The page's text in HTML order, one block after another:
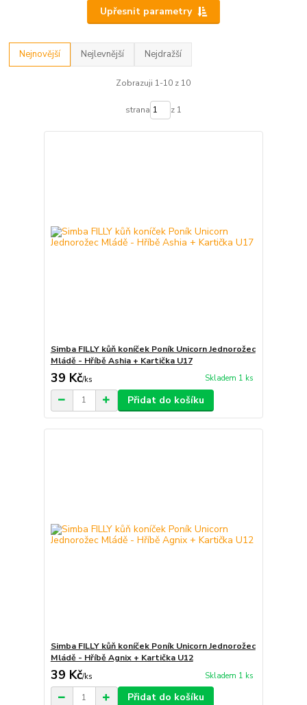
Upřesnit parametry
Nejnovější Nejlevnější Nejdražší
Zobrazuji 1-10 z 10
strana z 1
Simba FILLY kůň koníček Poník Unicorn Jednorožec
Mládě - Hříbě Ashia + Kartička U17
39 Kč/ks Skladem 1 ks
Přidat do košíku
Simba FILLY kůň koníček Poník Unicorn Jednorožec
Mládě - Hříbě Agnix + Kartička U12
39 Kč/ks Skladem 1 ks
Přidat do košíku